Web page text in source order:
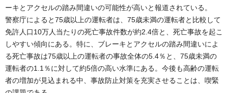
ーキとアクセルの踏み間違いの可能性が高いと報道されている。
警察庁によると75歳以上の運転者は、75歳未満の運転者と比較して
免許人口10万人当たりの死亡事故件数が約2.4倍と、死亡事故を起こ
しやすい傾向にある。特に、ブレーキとアクセルの踏み間違いによ
る死亡事故は75歳以上の運転者の事故全体の5.4％と、75歳未満の
運転者の1.1％に対して約5倍の高い水準にある。今後も高齢の運転
者の増加が見込まれる中、事故防止対策を充実させることは、喫緊